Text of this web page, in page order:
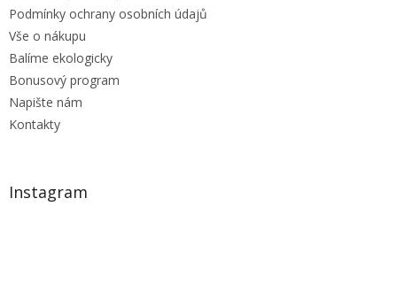
Podmínky ochrany osobních údajů
Vše o nákupu
Balíme ekologicky
Bonusový program
Napište nám
Kontakty
Instagram